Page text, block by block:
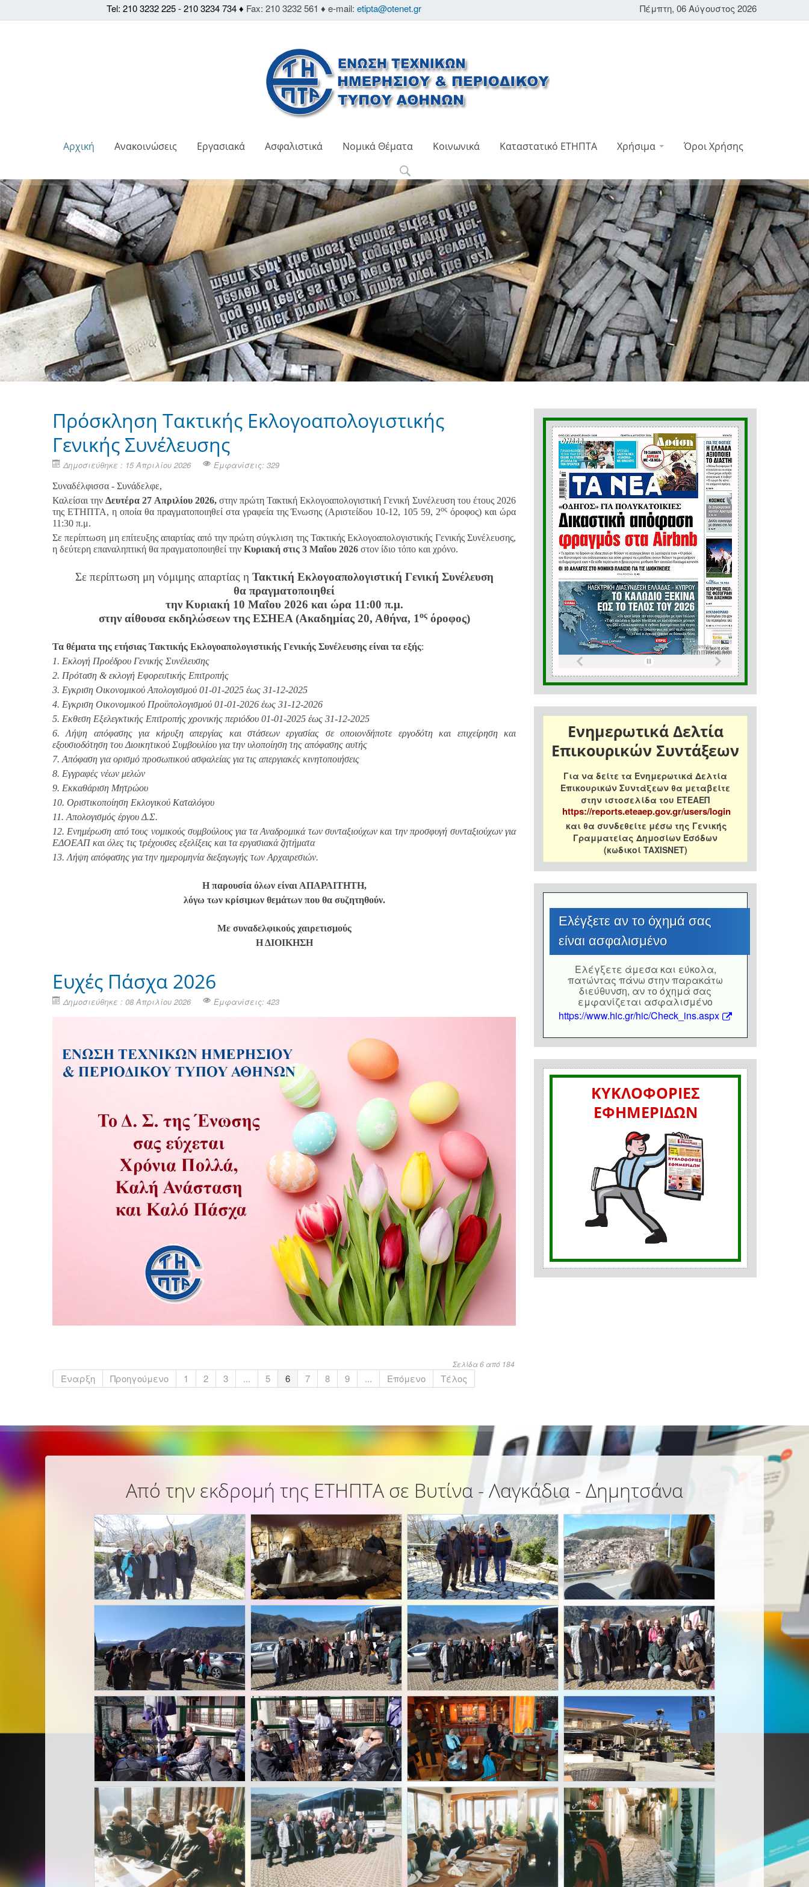
Πέμπτη, 06 Αύγουστος 2026
Tel: 210 3232 225 - 210 3234 734 ♦ Fax: 210 3232 561 ♦ e-mail: etipta@otenet.gr
Αρχική Ανακοινώσεις Εργασιακά Ασφαλιστικά Νομικά Θέματα Κοινωνικά Καταστατικό ΕΤΗΠΤΑ Χρήσιμα Όροι Χρήσης
Πρόσκληση Τακτικής Εκλογοαπολογιστικής
Γενικής Συνέλευσης
Δημοσιεύθηκε : 15 Απριλίου 2026 Εμφανίσεις: 329
Συναδέλφισσα - Συνάδελφε,
Καλείσαι τηνΔευτέρα 27 Απριλίου 2026,στην πρώτη Τακτική Εκλογοαπολογιστική Γενική Συνέλευση του έτους 2026
της ΕΤΗΠΤΑ, η οποία θα πραγματοποιηθεί στα γραφεία της Ένωσης (Αριστείδου 10-12, 105 59, 2ος όροφος) και ώρα
11:30 π.μ.
Σε περίπτωση μη επίτευξης απαρτίας από την πρώτη σύγκλιση της Τακτικής Εκλογοαπολογιστικής Γενικής Συνέλευσης,
η δεύτερη επαναληπτική θα πραγματοποιηθεί την Κυριακή στις 3 Μαΐου 2026 στον ίδιο τόπο και χρόνο.
Σε περίπτωση μη νόμιμης απαρτίας η Τακτική Εκλογοαπολογιστική Γενική Συνέλευση
θα πραγματοποιηθεί
την Κυριακή 10 Μαΐου 2026 και ώρα 11:00 π.μ.
στην αίθουσα εκδηλώσεων της ΕΣΗΕΑ (Ακαδημίας 20, Αθήνα, 1 οςόροφος)
Τα θέματα της ετήσιας Τακτικής Εκλογοαπολογιστικής Γενικής Συνέλευσης είναι τα εξής:
1. Εκλογή Προέδρου Γενικής Συνέλευσης
2. Πρόταση & εκλογή Εφορευτικής Επιτροπής
3. Εγκριση Οικονομικού Απολογισμού 01-01-2025 έως 31-12-2025
4. Εγκριση Οικονομικού Προϋπολογισμού 01-01-2026 έως 31-12-2026
5. Εκθεση Εξελεγκτικής Επιτροπής χρονικής περιόδου 01-01-2025 έως 31-12-2025
6. Λήψη απόφασης για κήρυξη απεργίας και στάσεων εργασίας σε οποιονδήποτε εργοδότη και επιχείρηση και
εξουσιοδότηση του Διοικητικού Συμβουλίου για την υλοποίηση της απόφασης αυτής
7. Απόφαση για ορισμό προσωπικού ασφαλείας για τις απεργιακές κινητοποιήσεις
8. Εγγραφές νέων μελών
9. Εκκαθάριση Μητρώου
10. Οριστικοποίηση Εκλογικού Καταλόγου
11. Απολογισμός έργου Δ.Σ.
12. Ενημέρωση από τους νομικούς συμβούλους για τα Αναδρομικά των συνταξιούχων και την προσφυγή συνταξιούχων για
ΕΔΟΕΑΠ και όλες τις τρέχουσες εξελίξεις και τα εργασιακά ζητήματα
13. Λήψη απόφασης για την ημερομηνία διεξαγωγής των Αρχαιρεσιών.
Η παρουσία όλων είναι ΑΠΑΡΑΙΤΗΤΗ,
λόγω των κρίσιμων θεμάτων που θα συζητηθούν.
Με συναδελφικούς χαιρετισμούς
Η ΔΙΟΙΚΗΣΗ
Ευχές Πάσχα 2026
Δημοσιεύθηκε : 08 Απριλίου 2026 Εμφανίσεις: 423
Σελίδα 6 από 184
Έναρξη Προηγούμενο 1 2 3 ... 5 6 7 8 9 ... Επόμενο Τέλος
Ενημερωτικά Δελτία
Επικουρικών Συντάξεων
Για να δείτε τα Ενημερωτικά Δελτία
Επικουρικών Συντάξεων θα μεταβείτε
στην ιστοσελίδα του ΕΤΕΑΕΠ
https://reports.eteaep.gov.gr/users/login
και θα συνδεθείτε μέσω της Γενικής
Γραμματείας Δημοσίων Εσόδων
(κωδικοί TAXISNET)
Eλέγξετε αν το όχημά σας
είναι ασφαλισμένο
Eλέγξετε άμεσα και εύκολα,
πατώντας πάνω στην παρακάτω
διεύθυνση, αν το όχημά σας
εμφανίζεται ασφαλισμένο
https://www.hic.gr/hic/Check_ins.aspx
ΚΥΚΛΟΦΟΡΙΕΣ
ΕΦΗΜΕΡΙΔΩΝ
Από την εκδρομή της ΕΤΗΠΤΑ σε Βυτίνα - Λαγκάδια - Δημητσάνα